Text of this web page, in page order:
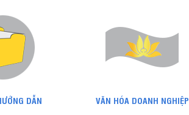
DẪN VĂN HÓA DOANH NGHIỆP